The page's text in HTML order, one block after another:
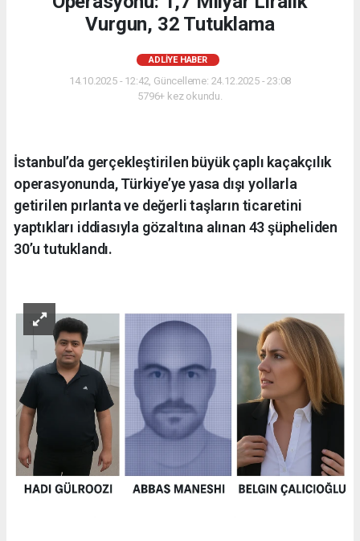
Vurgun, 32 Tutuklama
ADLIYE HABER
14.10.2025 - 12:42, Güncelleme: 24.12.2025 - 23:08
5796+ kez okundu.
İstanbul’da gerçekleştirilen büyük çaplı kaçakçılık
operasyonunda, Türkiye’ye yasa dışı yollarla
getirilen pırlanta ve değerli taşların ticaretini
yaptıkları iddiasıyla gözaltına alınan 43 şüpheliden
30’u tutuklandı.